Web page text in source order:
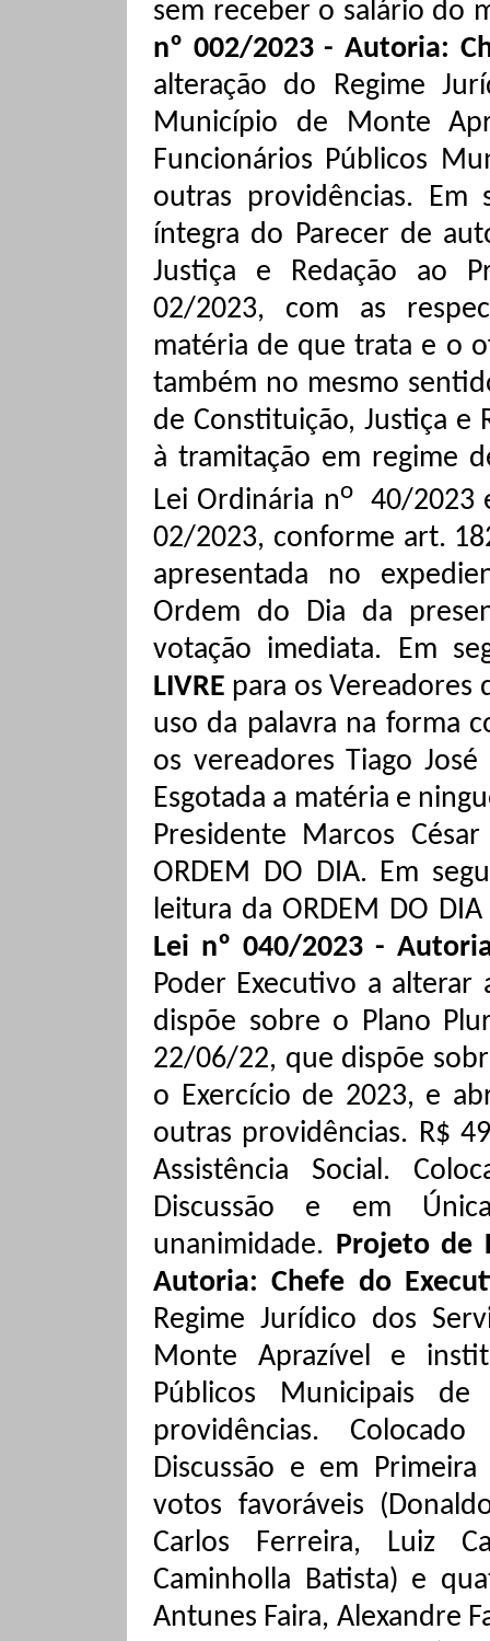
sem receber o salário do
nº 002/2023 - Autoria:
alteração do Regime
Município de Monte
Funcionários Públicos
outras providências.
íntegra do Parecer de
Justiça e Redação ao
02/2023, com as
matéria de que trata e o
também no mesmo
de Constituição, Justiça e
à tramitação em regime
Lei Ordinária no
40/2023
02/2023, conforme art.
apresentada no
Ordem do Dia da
votação imediata. Em
LIVRE para os Vereadores
uso da palavra na forma
os vereadores Tiago
Esgotada a matéria e
Presidente Marcos
ORDEM DO DIA. Em
leitura da ORDEM DO
Lei nº 040/2023 -
Poder Executivo a
dispõe sobre o Plano
22/06/22, que dispõe
o Exercício de 2023, e
outras providências. R$
Assistência Social.
Discussão e em
unanimidade. Projeto de
Autoria: Chefe do
Regime Jurídico dos
Monte Aprazível e
Públicos Municipais
providências.
Discussão e em
votos favoráveis
Carlos Ferreira, Luiz
Caminholla Batista) e
Antunes Faira, Alexandre